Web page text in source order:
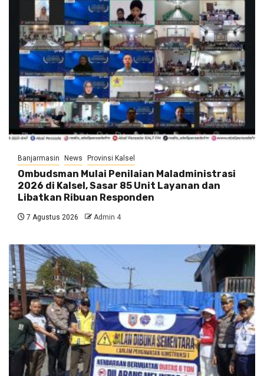
Banjarmasin News Provinsi Kalsel
Ombudsman Mulai Penilaian Maladministrasi
2026 di Kalsel, Sasar 85 Unit Layanan dan
Libatkan Ribuan Responden
7 Agustus 2026 Admin 4